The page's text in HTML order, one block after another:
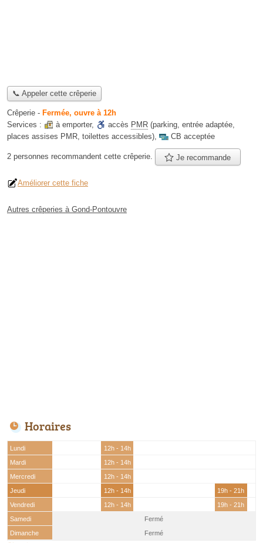
📞 Appeler cette crêperie
Crêperie - Fermée, ouvre à 12h
Services :
à emporter, accès PMR (parking, entrée adaptée,
places assises PMR, toilettes accessibles), CB acceptée
2 personnes recommandent cette crêperie. Je recommande
Améliorer cette fiche
Autres crêperies à Gond-Pontouvre
Horaires
Lundi
12h - 14h
Mardi
12h - 14h
Mercredi
12h - 14h
Jeudi
12h - 14h
19h - 21h
Vendredi
12h - 14h
19h - 21h
Samedi
Fermé
Dimanche
Fermé